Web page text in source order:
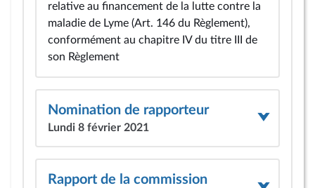
relative au financement de la lutte contre la
maladie de Lyme (Art. 146 du Règlement),
conformément au chapitre IV du titre III de
son Règlement
Nomination de rapporteur
Lundi 8 février 2021
Rapport de la commission